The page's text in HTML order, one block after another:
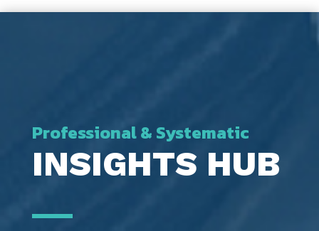
Professional & Systematic
INSIGHTS HUB